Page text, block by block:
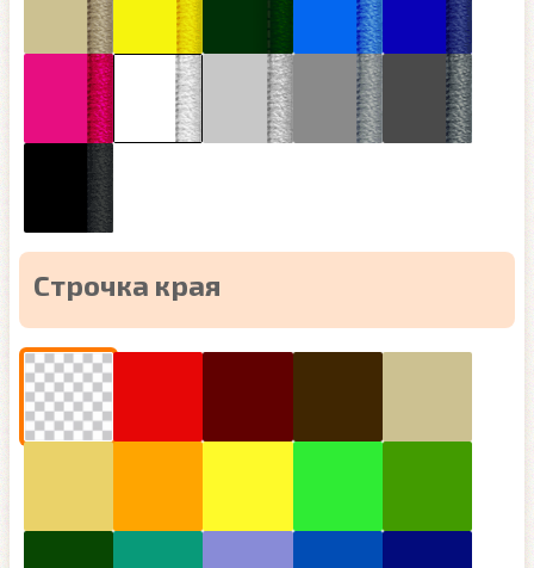
Строчка края